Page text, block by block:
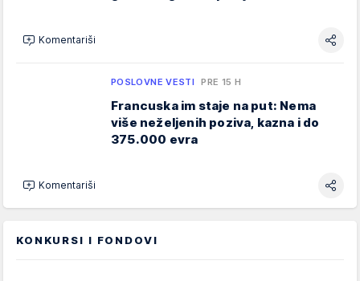
Komentariši
POSLOVNE VESTI PRE 15 H
Francuska im staje na put: Nema
više neželjenih poziva, kazna i do
375.000 evra
Komentariši
KONKURSI I FONDOVI